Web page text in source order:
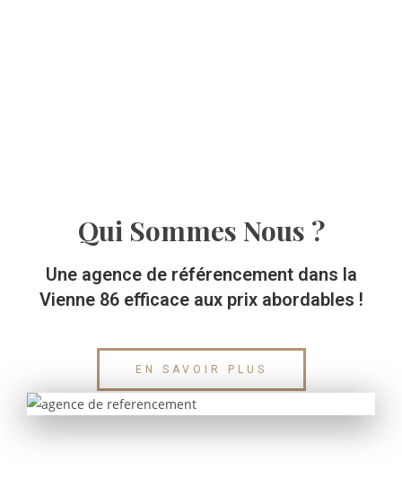
Qui Sommes Nous ?
Une agence de référencement dans la
Vienne 86 efficace aux prix abordables !
EN SAVOIR PLUS